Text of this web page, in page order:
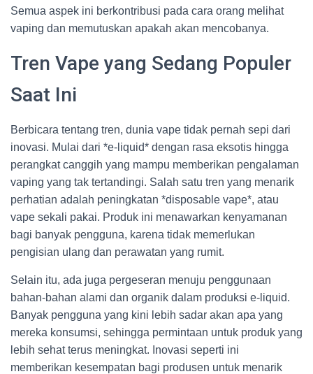
Semua aspek ini berkontribusi pada cara orang melihat
vaping dan memutuskan apakah akan mencobanya.
Tren Vape yang Sedang Populer
Saat Ini
Berbicara tentang tren, dunia vape tidak pernah sepi dari
inovasi. Mulai dari *e-liquid* dengan rasa eksotis hingga
perangkat canggih yang mampu memberikan pengalaman
vaping yang tak tertandingi. Salah satu tren yang menarik
perhatian adalah peningkatan *disposable vape*, atau
vape sekali pakai. Produk ini menawarkan kenyamanan
bagi banyak pengguna, karena tidak memerlukan
pengisian ulang dan perawatan yang rumit.
Selain itu, ada juga pergeseran menuju penggunaan
bahan-bahan alami dan organik dalam produksi e-liquid.
Banyak pengguna yang kini lebih sadar akan apa yang
mereka konsumsi, sehingga permintaan untuk produk yang
lebih sehat terus meningkat. Inovasi seperti ini
memberikan kesempatan bagi produsen untuk menarik